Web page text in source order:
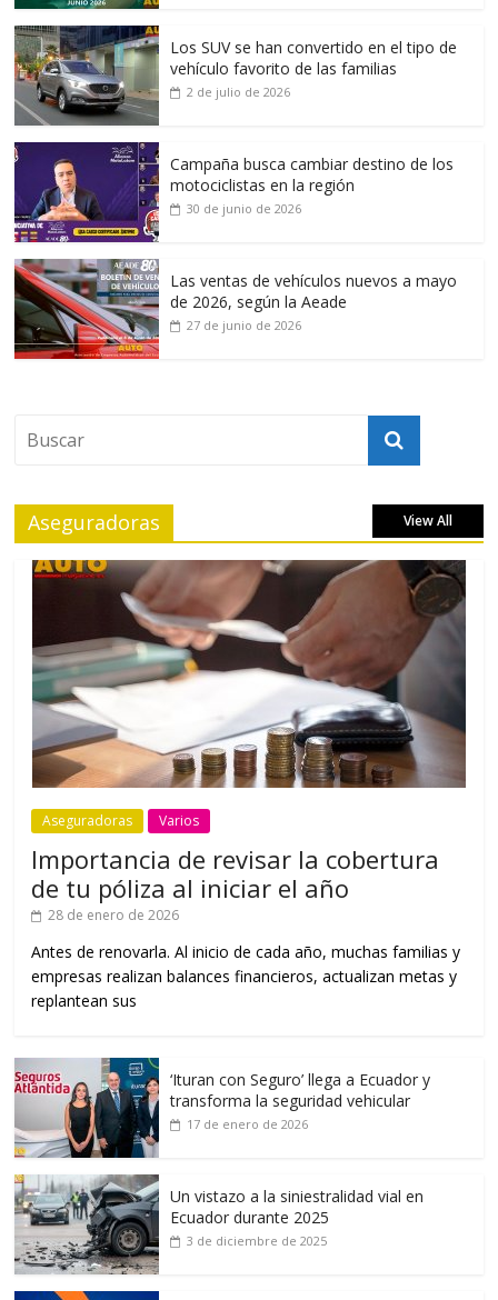
Los SUV se han convertido en el tipo de
vehículo favorito de las familias
2 de julio de 2026
Campaña busca cambiar destino de los
motociclistas en la región
30 de junio de 2026
Las ventas de vehículos nuevos a mayo
de 2026, según la Aeade
27 de junio de 2026
Aseguradoras View All
Aseguradoras Varios
Importancia de revisar la cobertura
de tu póliza al iniciar el año
28 de enero de 2026
Antes de renovarla. Al inicio de cada año, muchas familias y
empresas realizan balances financieros, actualizan metas y
replantean sus
‘Ituran con Seguro’ llega a Ecuador y
transforma la seguridad vehicular
17 de enero de 2026
Un vistazo a la siniestralidad vial en
Ecuador durante 2025
3 de diciembre de 2025